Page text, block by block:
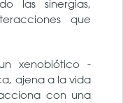
las sinergias,
que
xenobiótico -
ajena a la vida
con una